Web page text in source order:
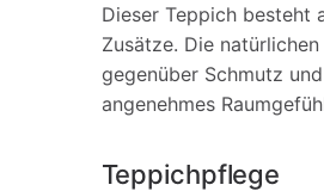
Dieser Teppich besteht
Zusätze. Die
gegenüber Schmutz
angenehmes
Teppichpflege